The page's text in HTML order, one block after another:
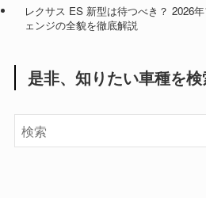
レクサス ES 新型は待つべき？ 2026
ェンジの全貌を徹底解説
是非、知りたい車種を